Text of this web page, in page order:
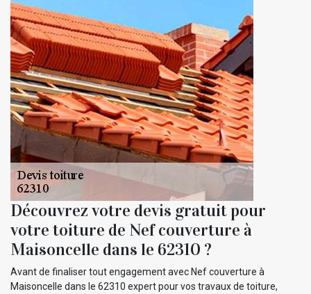
Découvrez votre devis gratuit pour
votre toiture de Nef couverture à
Maisoncelle dans le 62310 ?
Avant de finaliser tout engagement avec Nef couverture à
Maisoncelle dans le 62310 expert pour vos travaux de toiture,